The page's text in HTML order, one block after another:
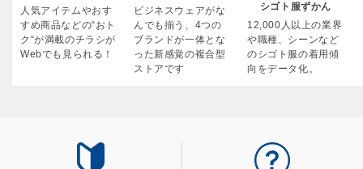
人気アイテムやおす
すめ商品などの“おト
ク“が満載のチラシが
Webでも見られる！
ビジネスウェアがな
んでも揃う、4つの
ブランドが一体とな
った新感覚の複合型
ストアです
シゴト服ずかん
12,000人以上の業界
や職種、シーンなど
のシゴト服の着用傾
向をデータ化。